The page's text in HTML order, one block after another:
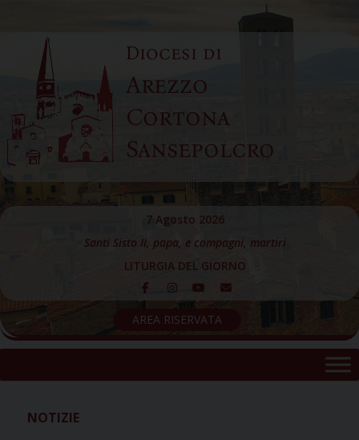
content
Diocesi di
Arezzo
Cortona
Sansepolcro
7 Agosto 2026
Santi Sisto II, papa, e compagni, martiri
LITURGIA DEL GIORNO
AREA RISERVATA
NOTIZIE